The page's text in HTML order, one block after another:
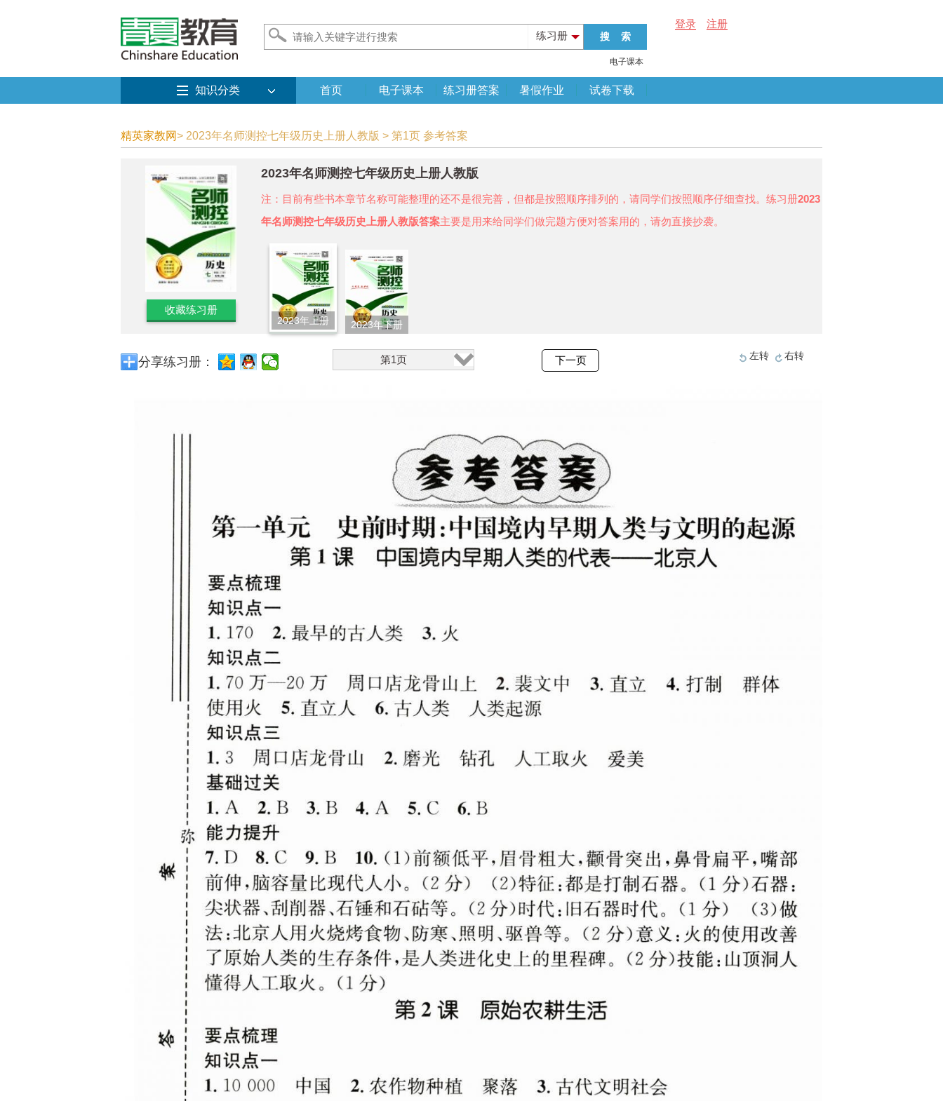
练习册
电子课本
登录 注册
知识分类 首页 电子课本 练习册答案 暑假作业 试卷下载
精英家教网> 2023年名师测控七年级历史上册人教版 > 第1页 参考答案
收藏练习册
2023年名师测控七年级历史上册人教版
注：目前有些书本章节名称可能整理的还不是很完善，但都是按照顺序排列的，请同学们按照顺序仔细查找。练习册2023
年名师测控七年级历史上册人教版答案主要是用来给同学们做完题方便对答案用的，请勿直接抄袭。
2023年上册 2023年下册
分享练习册： 第1页 下一页 左转 右转